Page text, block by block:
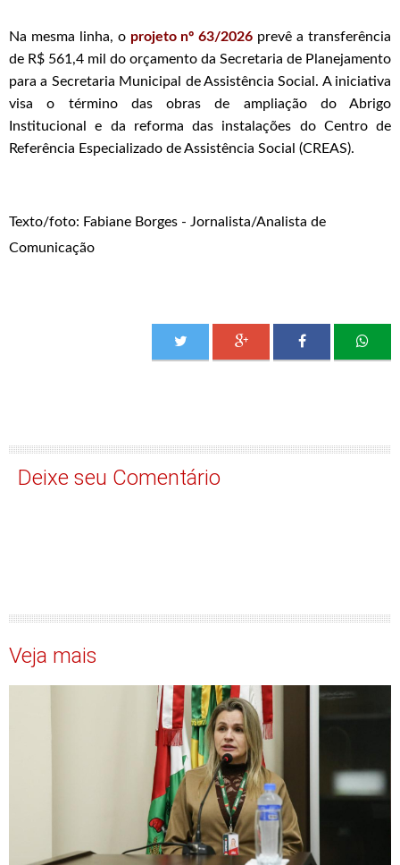
Na mesma linha, o projeto nº 63/2026 prevê a transferência
de R$ 561,4 mil do orçamento da Secretaria de Planejamento
para a Secretaria Municipal de Assistência Social. A iniciativa
visa o término das obras de ampliação do Abrigo
Institucional e da reforma das instalações do Centro de
Referência Especializado de Assistência Social (CREAS).
Texto/foto: Fabiane Borges - Jornalista/Analista de
Comunicação
Deixe seu Comentário
Veja mais